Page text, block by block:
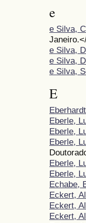
e
e Silva,
e Silva,
e Silva,
e Silva,
E
Eberle,
Eberle,
Eberle,
Eberle,
Eberle,
Echabe,
Eckert,
Eckert,
Eckert,